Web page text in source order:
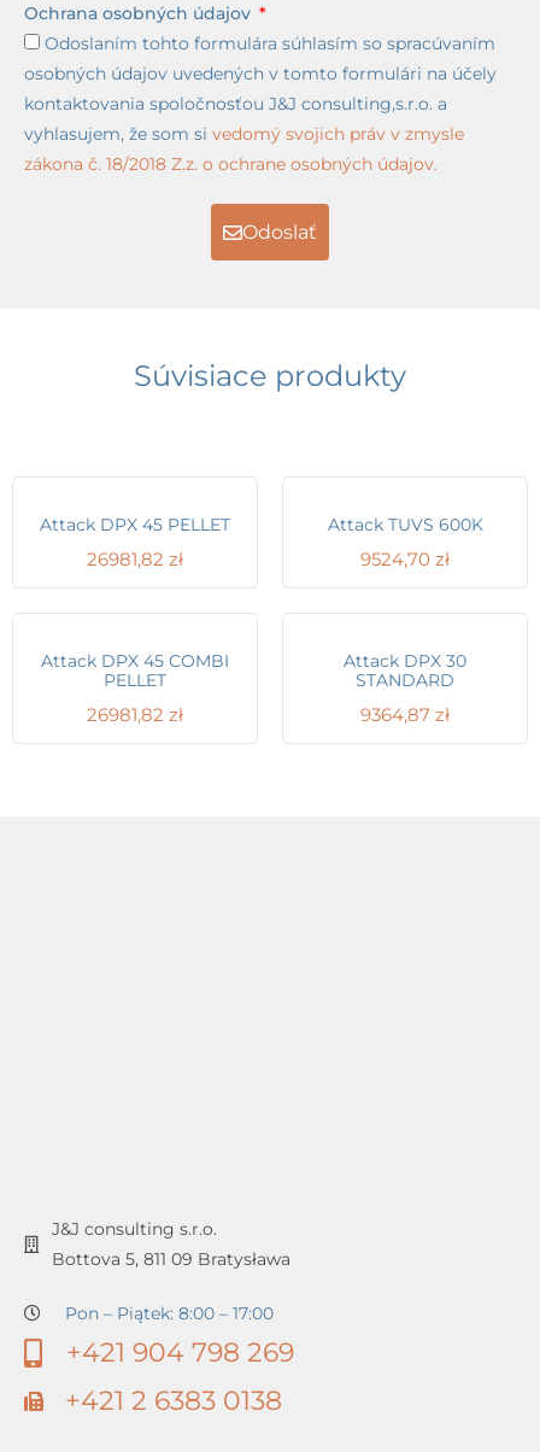
Ochrana osobných údajov
Odoslaním tohto formulára súhlasím so spracúvaním
osobných údajov uvedených v tomto formulári na účely
kontaktovania spoločnosťou J&J consulting,s.r.o. a
vyhlasujem, že som si vedomý svojich práv v zmysle
zákona č. 18/2018 Z.z. o ochrane osobných údajov.
Odoslať
Súvisiace produkty
Attack DPX 45 PELLET
26981,82 zł
Attack TUVS 600K
9524,70 zł
Attack DPX 45 COMBI
PELLET
26981,82 zł
Attack DPX 30
STANDARD
9364,87 zł
J&J consulting s.r.o.
Bottova 5, 811 09 Bratysława
Pon – Piątek: 8:00 – 17:00
+421 904 798 269
+421 2 6383 0138